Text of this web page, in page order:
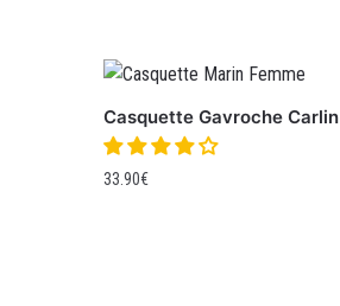
Casquette Gavroche Carlin
33.90€